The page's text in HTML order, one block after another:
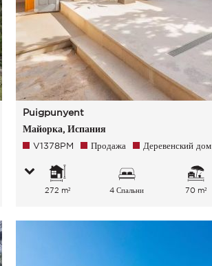
Puigpunyent
Майорка, Испания
V1378PM Продажа Деревенский дом
272 m² 4 Спальни 70 m²